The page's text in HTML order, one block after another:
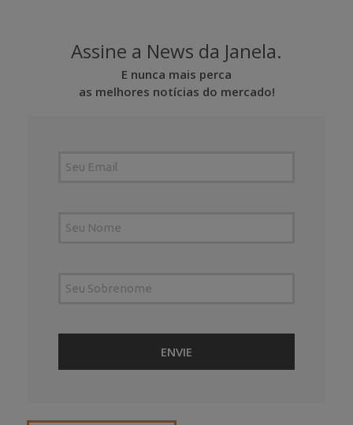
Assine a News da Janela.
E nunca mais perca
as melhores notícias do mercado!